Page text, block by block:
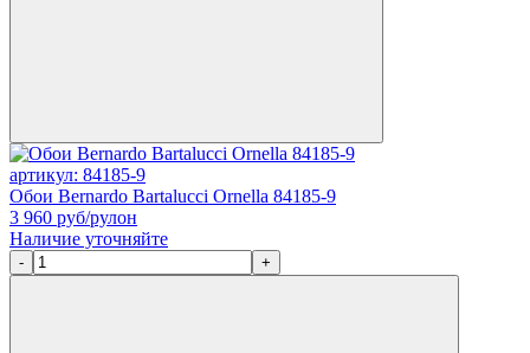
артикул: 84185-9
Обои Bernardo Bartalucci Ornella 84185-9
3 960 руб/рулон
Наличие уточняйте
- +